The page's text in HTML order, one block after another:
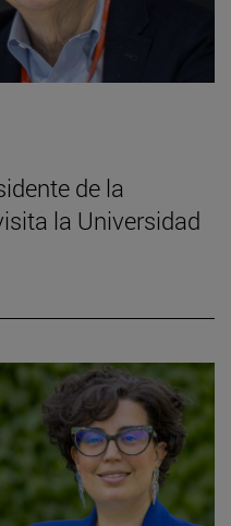
de la
la Universidad